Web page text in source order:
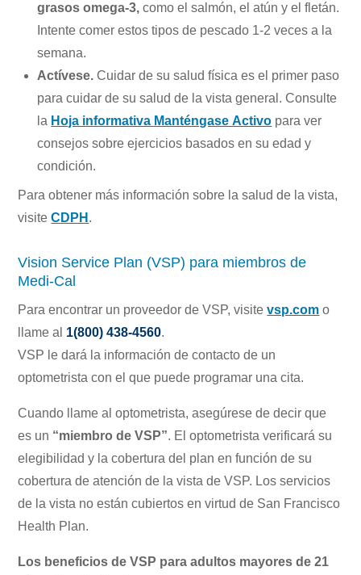
grasos omega-3, como el salmón, el atún y el fletán.
Intente comer estos tipos de pescado 1-2 veces a la
semana.
Actívese. Cuidar de su salud física es el primer paso
para cuidar de su salud de la vista general. Consulte
la Hoja informativa Manténgase Activo para ver
consejos sobre ejercicios basados en su edad y
condición.
Para obtener más información sobre la salud de la vista,
visiteCDPH .
Vision Service Plan (VSP) para miembros de
Medi-Cal
Para encontrar un proveedor de VSP, visitevsp.com o
llame al 1(800) 438-4560.
VSP le dará la información de contacto de un
optometrista con el que puede programar una cita.
Cuando llame al optometrista, asegúrese de decir que
es un “miembro de VSP”. El optometrista verificará su
elegibilidad y la cobertura del plan en función de su
cobertura de atención de la vista de VSP. Los servicios
de la vista no están cubiertos en virtud de San Francisco
Health Plan.
Los beneficios de VSP para adultos mayores de 21